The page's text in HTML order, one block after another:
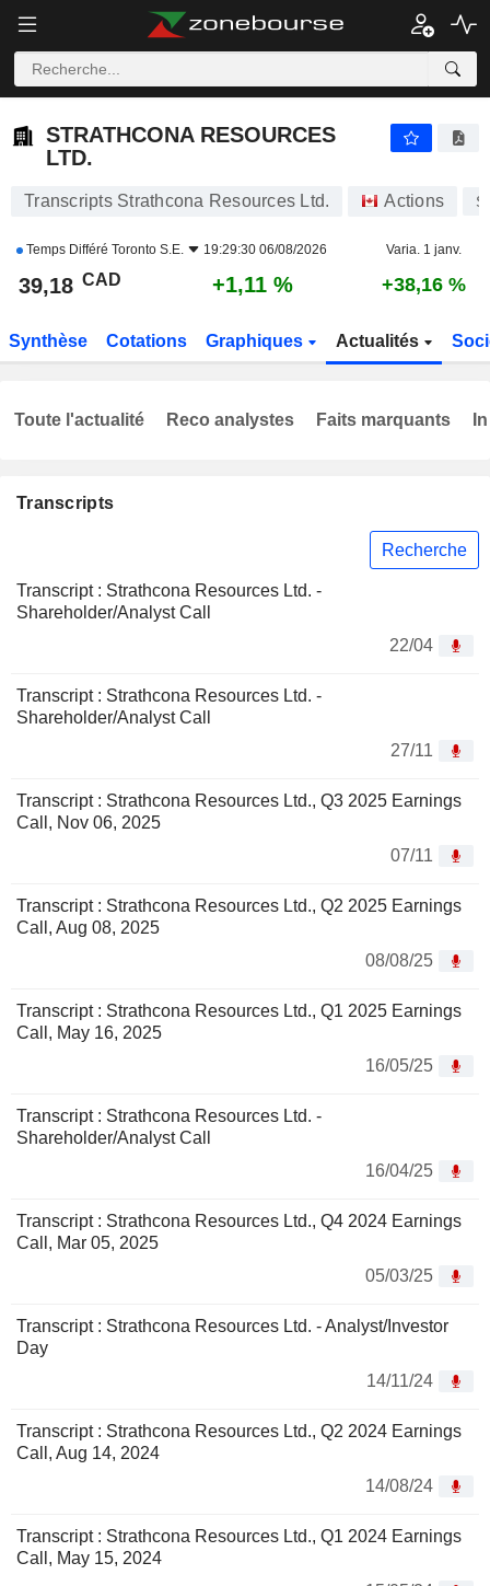
STRATHCONA RESOURCES
LTD.
Transcripts Strathcona Resources Ltd. Actions
Temps Différé Toronto S.E. 19:29:30 06/08/2026 Varia. 1 janv.
39,18 CAD +1,11 % +38,16 %
Synthèse Cotations Graphiques Actualités
Transcripts
Recherche
Transcript : Strathcona Resources Ltd. -
Shareholder/Analyst Call
22/04
Transcript : Strathcona Resources Ltd. -
Shareholder/Analyst Call
27/11
Transcript : Strathcona Resources Ltd., Q3 2025 Earnings
Call, Nov 06, 2025
07/11
Transcript : Strathcona Resources Ltd., Q2 2025 Earnings
Call, Aug 08, 2025
08/08/25
Transcript : Strathcona Resources Ltd., Q1 2025 Earnings
Call, May 16, 2025
16/05/25
Transcript : Strathcona Resources Ltd. -
Shareholder/Analyst Call
16/04/25
Transcript : Strathcona Resources Ltd., Q4 2024 Earnings
Call, Mar 05, 2025
05/03/25
Transcript : Strathcona Resources Ltd. - Analyst/Investor
Day
14/11/24
Transcript : Strathcona Resources Ltd., Q2 2024 Earnings
Call, Aug 14, 2024
14/08/24
Transcript : Strathcona Resources Ltd., Q1 2024 Earnings
Call, May 15, 2024
Toute l'actualité Reco analystes Faits marquants